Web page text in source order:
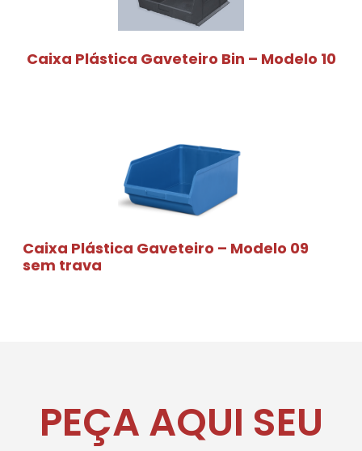
Caixa Plástica Gaveteiro Bin – Modelo 10
Caixa Plástica Gaveteiro – Modelo 09
sem trava
PEÇA AQUI SEU